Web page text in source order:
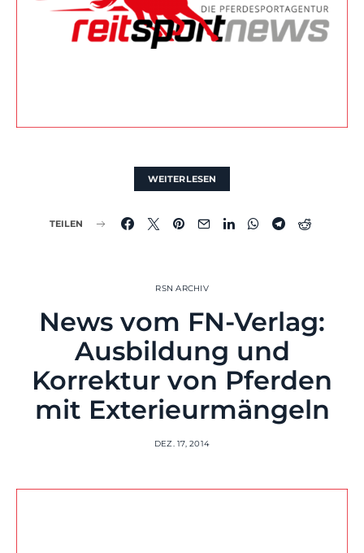
WEITERLESEN
TEILEN
RSN ARCHIV
News vom FN-Verlag:
Ausbildung und
Korrektur von Pferden
mit Exterieurmängeln
DEZ. 17, 2014